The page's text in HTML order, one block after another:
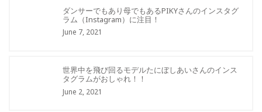
ダンサーでもあり母でもあるPIKYさんのインスタグ
ラム（Instagram）に注目！
June 7, 2021
世界中を飛び回るモデルたにぼしあいさんのインス
タグラムがおしゃれ！！
June 2, 2021